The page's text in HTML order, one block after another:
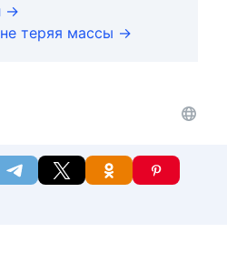
→
теряя массы →